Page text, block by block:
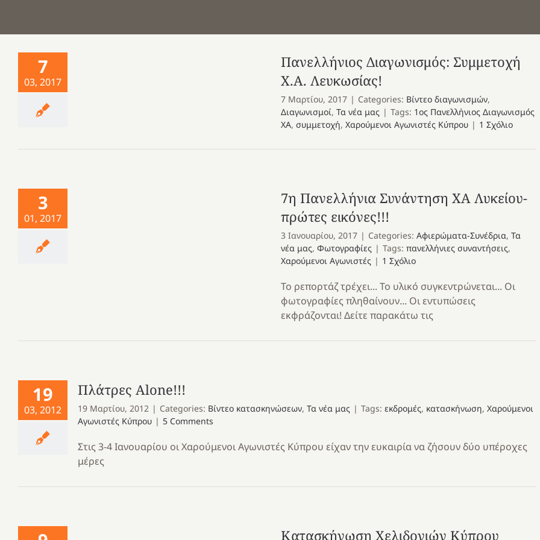
7
03, 2017
Πανελλήνιος Διαγωνισμός: Συμμετοχή
Χ.Α. Λευκωσίας!
7 Μαρτίου, 2017 | Categories: Βίντεο διαγωνισμών,
Διαγωνισμοί, Τα νέα μας | Tags: 1ος Πανελλήνιος Διαγωνισμός
ΧΑ, συμμετοχή, Χαρούμενοι Αγωνιστές Κύπρου | 1 Σχόλιο
3
01, 2017
7η Πανελλήνια Συνάντηση ΧΑ Λυκείου-
πρώτες εικόνες!!!
3 Ιανουαρίου, 2017 | Categories: Αφιερώματα-Συνέδρια, Τα
νέα μας, Φωτογραφίες | Tags: πανελλήνιες συναντήσεις,
Χαρούμενοι Αγωνιστές | 1 Σχόλιο
Το ρεπορτάζ τρέχει... Το υλικό συγκεντρώνεται... Οι
φωτογραφίες πληθαίνουν... Οι εντυπώσεις
εκφράζονται! Δείτε παρακάτω τις
19
03, 2012
Πλάτρες Alone!!!
19 Μαρτίου, 2012 | Categories: Βίντεο κατασκηνώσεων, Τα νέα μας | Tags: εκδρομές, κατασκήνωση, Χαρούμενοι
Αγωνιστές Κύπρου | 5 Comments
Στις 3-4 Ιανουαρίου οι Χαρούμενοι Αγωνιστές Κύπρου είχαν την ευκαιρία να ζήσουν δύο υπέροχες
μέρες
Κατασκήνωση Χελιδονιών Κύπρου